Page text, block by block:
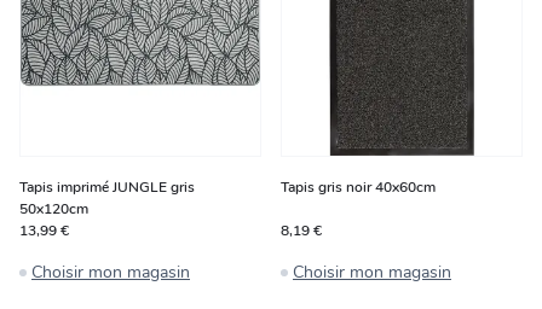
Tapis imprimé JUNGLE gris
50x120cm
13,99 €
Choisir mon magasin
Tapis gris noir 40x60cm
8,19 €
Choisir mon magasin